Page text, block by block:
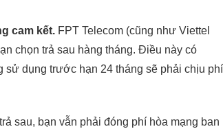
cam kết. FPT Telecom (cũng như Viettel
chọn trả sau hàng tháng. Điều này có
sử dụng trước hạn 24 tháng sẽ phải chịu phí
sau, bạn vẫn phải đóng phí hòa mạng ban